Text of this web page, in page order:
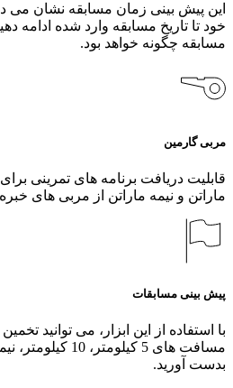
این پیش‌ بینی زمان مسابقه نشان می‌
خود تا تاریخ مسابقه وارد شده ادامه
مسابقه چگونه خواهد بود.
مربی گارمین
ماراتن و نیمه ماراتن از مربی های خبره
پیش بینی مسابقات
با استفاده از این ابزار، می‌ توانید
مسافت‌ های 5
بدست آورید.